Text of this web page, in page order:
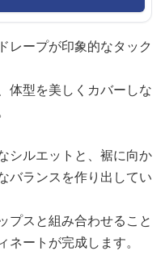
レープが印象的なタック
体型を美しくカバーしな
シルエットと、裾に向か
バランスを作り出してい
プスと組み合わせること
ートが完成します。